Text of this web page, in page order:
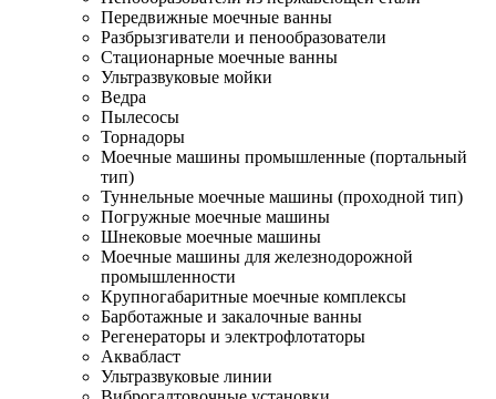
Передвижные моечные ванны
Разбрызгиватели и пенообразователи
Стационарные моечные ванны
Ультразвуковые мойки
Ведра
Пылесосы
Торнадоры
Моечные машины промышленные (портальный
тип)
Туннельные моечные машины (проходной тип)
Погружные моечные машины
Шнековые моечные машины
Моечные машины для железнодорожной
промышленности
Крупногабаритные моечные комплексы
Барботажные и закалочные ванны
Регенераторы и электрофлотаторы
Аквабласт
Ультразвуковые линии